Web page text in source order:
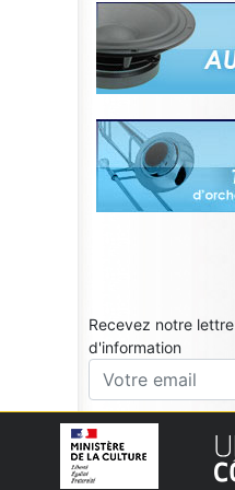
Recevez notre lettre
d'information